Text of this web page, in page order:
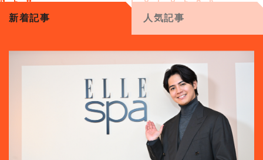
新着記事 人気記事